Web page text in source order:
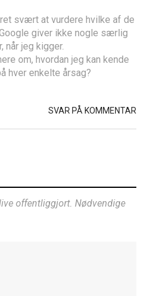
svært at vurdere hvilke af de
giver ikke nogle særlig
når jeg kigger.
om, hvordan jeg kan kende
hver enkelte årsag?
SVAR PÅ KOMMENTAR
offentliggjort. Nødvendige